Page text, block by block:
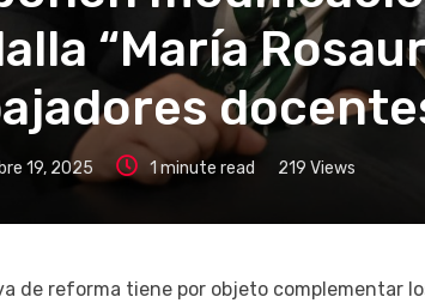
“María
19, 2025 1 minute read 219 Views
de reforma tiene por objeto complementar